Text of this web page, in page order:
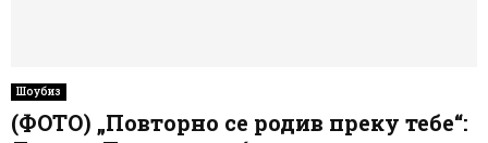
Шоубиз
(ФОТО) „Повторно се родив преку тебе“: